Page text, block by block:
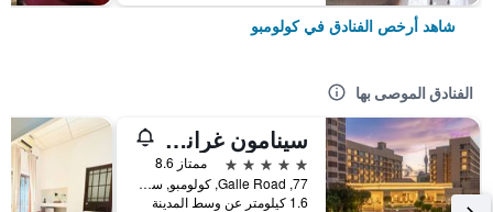
شاهد أرخص الفنادق في كولومبو
الفنادق الموصى بها
سينامون غراند كولومبو
5 نجوم
ممتاز 8.6
77, Galle Road, كولومبو, سريلانكا
1.6 كيلومتر عن وسط المدينة